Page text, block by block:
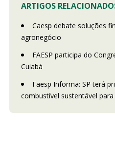
ARTIGOS
Caesp debate soluções
agronegócio
FAESP participa do
Cuiabá
Faesp Informa: SP terá
combustível sustentável para